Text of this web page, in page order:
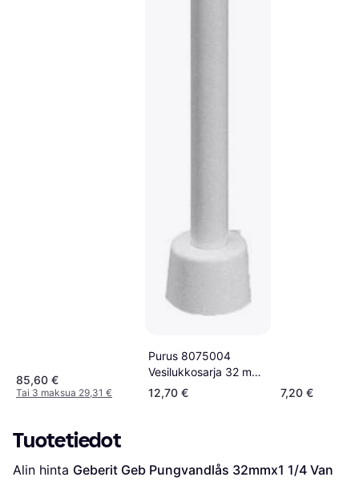
85,60 €
Tai 3 maksua 29,31 €
Purus 8075004
Vesilukkosarja 32 mm
x G40
12,70 € 7,20 €
Tuotetiedot
Alin hinta Geberit Geb Pungvandlås 32mmx1 1/4 Van